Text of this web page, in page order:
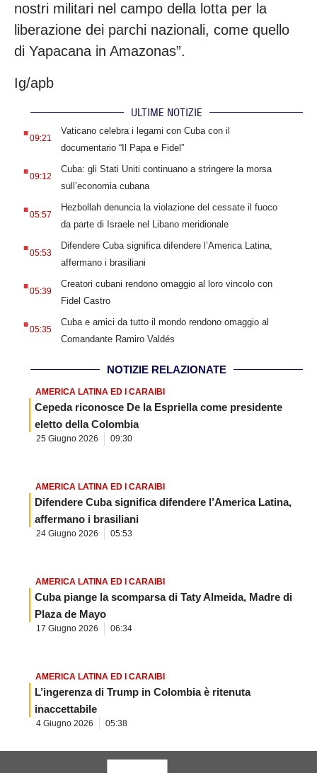
nostri militari nel campo della lotta per la
liberazione dei parchi nazionali, come quello
di Yapacana in Amazonas”.
Ig/apb
ULTIME NOTIZIE
.09:21
Vaticano celebra i legami con Cuba con il
documentario “Il Papa e Fidel”
.09:12
Cuba: gli Stati Uniti continuano a stringere la morsa
sull’economia cubana
.05:57
Hezbollah denuncia la violazione del cessate il fuoco
da parte di Israele nel Libano meridionale
.05:53
Difendere Cuba significa difendere l’America Latina,
affermano i brasiliani
.05:39
Creatori cubani rendono omaggio al loro vincolo con
Fidel Castro
.05:35
Cuba e amici da tutto il mondo rendono omaggio al
Comandante Ramiro Valdés
NOTIZIE RELAZIONATE
AMERICA LATINA ED I CARAIBI
Cepeda riconosce De la Espriella come presidente
eletto della Colombia
25 Giugno 2026 09:30
AMERICA LATINA ED I CARAIBI
Difendere Cuba significa difendere l’America Latina,
affermano i brasiliani
24 Giugno 2026 05:53
AMERICA LATINA ED I CARAIBI
Cuba piange la scomparsa di Taty Almeida, Madre di
Plaza de Mayo
17 Giugno 2026 06:34
AMERICA LATINA ED I CARAIBI
L’ingerenza di Trump in Colombia è ritenuta
inaccettabile
4 Giugno 2026 05:38